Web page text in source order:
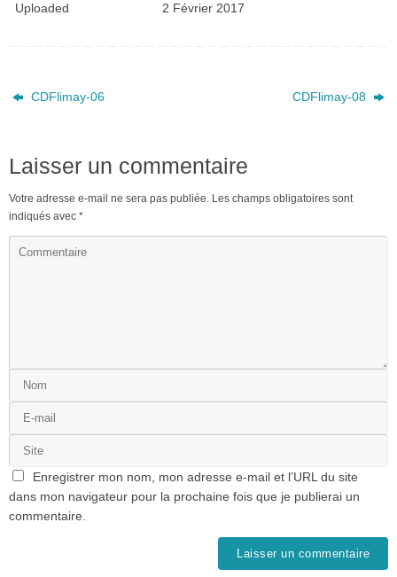
Uploaded
2 Février 2017
CDFlimay-06 CDFlimay-08
Laisser un commentaire
Votre adresse e-mail ne sera pas publiée. Les champs obligatoires sont
indiqués avec *
Enregistrer mon nom, mon adresse e-mail et l’URL du site
dans mon navigateur pour la prochaine fois que je publierai un
commentaire.